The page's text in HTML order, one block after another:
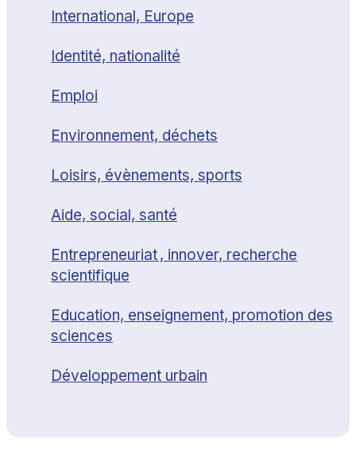
International, Europe
Identité, nationalité
Emploi
Environnement, déchets
Loisirs, évènements, sports
Aide, social, santé
Entrepreneuriat , innover, recherche
scientifique
Education, enseignement, promotion des
sciences
Développement urbain